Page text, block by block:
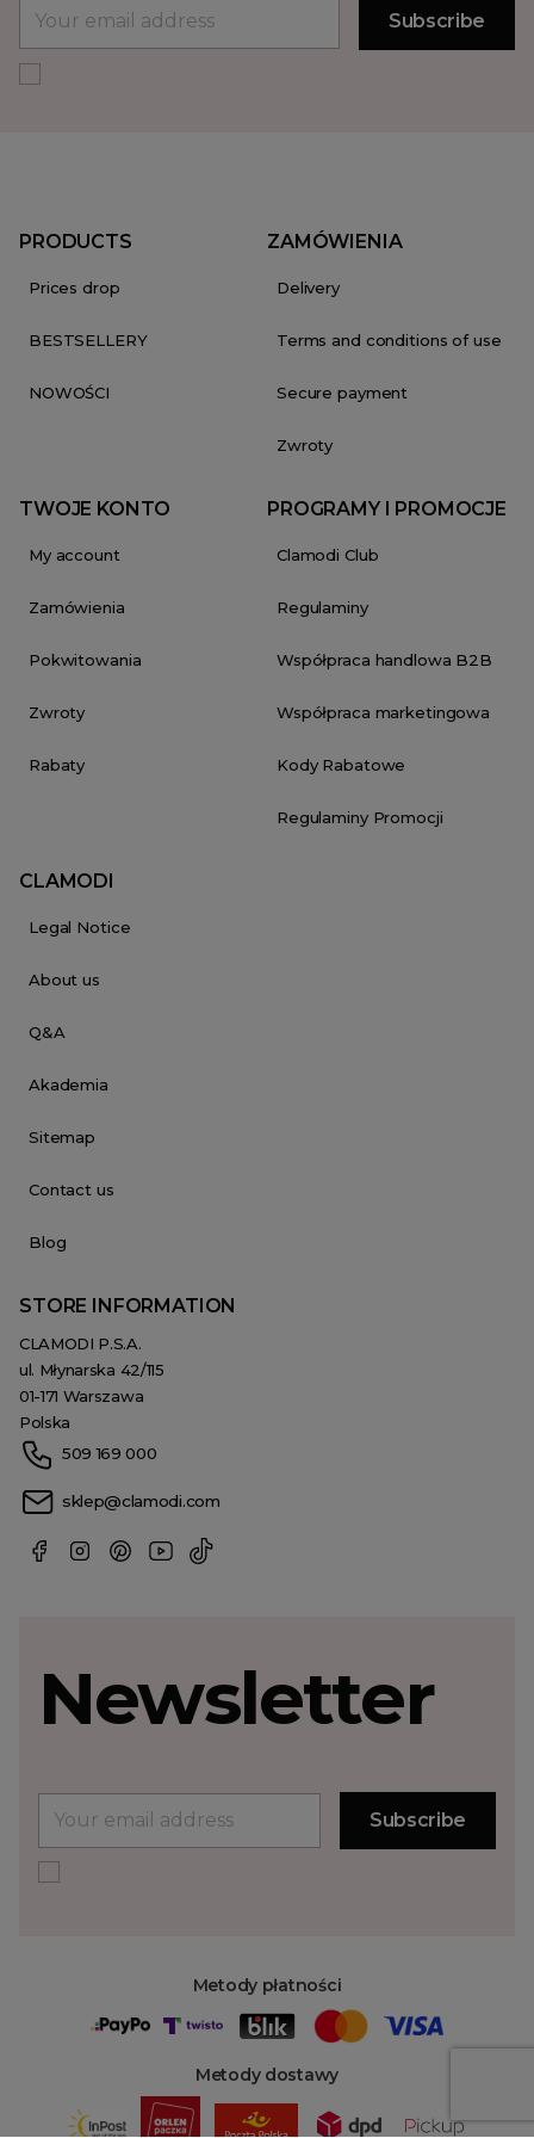
PRODUCTS
Prices drop
BESTSELLERY
NOWOŚCI
ZAMÓWIENIA
Delivery
Terms and conditions of use
Secure payment
Zwroty
TWOJE KONTO
My account
Zamówienia
Pokwitowania
Zwroty
Rabaty
PROGRAMY I PROMOCJE
Clamodi Club
Regulaminy
Współpraca handlowa B2B
Współpraca marketingowa
Kody Rabatowe
Regulaminy Promocji
CLAMODI
Legal Notice
About us
Q&A
Akademia
Sitemap
Contact us
Blog
STORE INFORMATION
CLAMODI P.S.A.
ul. Młynarska 42/115
01-171 Warszawa
Polska
509 169 000
sklep@clamodi.com
Metody płatności
Metody dostawy
Newsletter